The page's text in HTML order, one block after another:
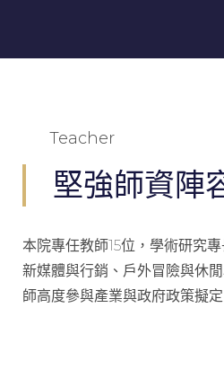
Teacher
堅強師資陣
本院專任教師15位，學術研究
新媒體與行銷、戶外冒險與休
師高度參與產業與政府政策擬